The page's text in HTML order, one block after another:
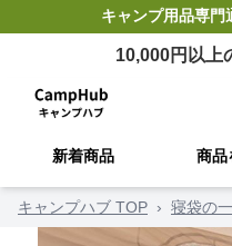
キャンプ用品専門
10,000円以上
新着商品 商品
キャンプハブ TOP › 寝袋の